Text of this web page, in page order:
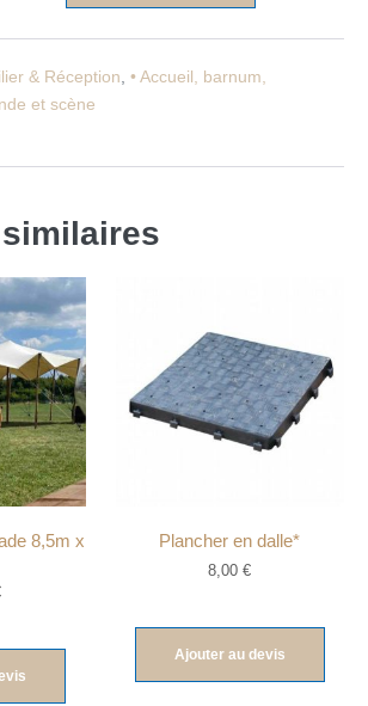
& Réception, • Accueil, barnum,
et scène
8,5m x
Plancher en dalle*
8,00€
Ajouter au devis